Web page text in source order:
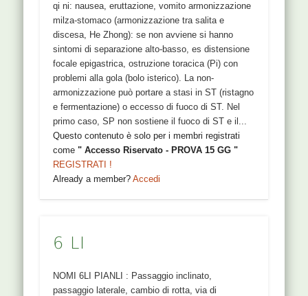
qi ni: nausea, eruttazione, vomito armonizzazione
milza-stomaco (armonizzazione tra salita e
discesa, He Zhong): se non avviene si hanno
sintomi di separazione alto-basso, es distensione
focale epigastrica, ostruzione toracica (Pi) con
problemi alla gola (bolo isterico). La non-
armonizzazione può portare a stasi in ST (ristagno
e fermentazione) o eccesso di fuoco di ST. Nel
primo caso, SP non sostiene il fuoco di ST e il...
Questo contenuto è solo per i membri registrati
come" Accesso Riservato - PROVA 15 GG "
REGISTRATI !
Already a member?Accedi
6 LI
NOMI 6LI PIANLI : Passaggio inclinato,
passaggio laterale, cambio di rotta, via di